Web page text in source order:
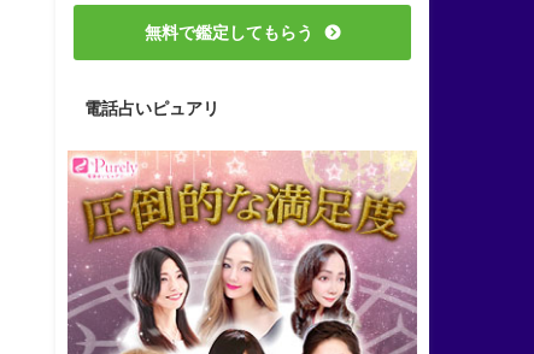
無料で鑑定してもらう
電話占いピュアリ